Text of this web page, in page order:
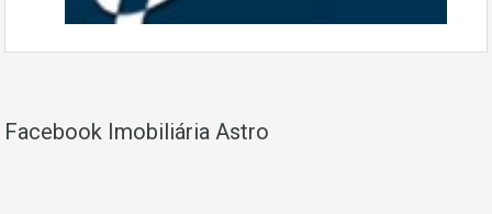
Facebook Imobiliária Astro